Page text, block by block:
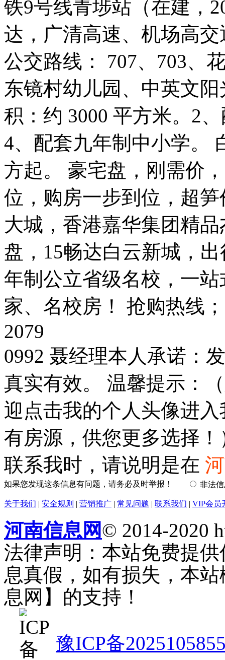
铁9号线青埗站（在建，
达，广清高速、机场高
公交路线： 707、703、
东镜村幼儿园、中英文
积：约 3000 平方米。2
4、配套九年制中小学。
方起。 豪宅盘，刚需价
位，购房一步到位，超
大城，香港嘉华集团精
盘，15畅达白云新城，
年制公立省级名校，一
家、名校房！ 抢购热线
2079
0992 聂经理本人承诺：
真实有效。 温馨提示：
迎点击我的个人头像进
有房源，供您更多选择！
联系我时，请说明是在
如果您发现这条信息有问题，请务必及时举报！ 非法
关于我们 | 安全规则 | 营销推广 | 常见问题 | 联系我们 | VIP会员
河南信息网© 2014-2020
法律声明：本站免费提
息真假，如有损失，本
息网】的支持！
豫ICP备